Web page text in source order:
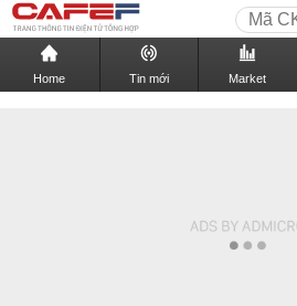
Home Tin mới Market